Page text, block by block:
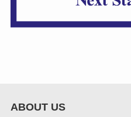
ABOUT US